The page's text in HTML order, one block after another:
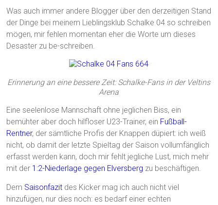
Was auch immer andere Blogger über den derzeitigen Stand
der Dinge bei meinem Lieblingsklub Schalke 04 so schreiben
mögen, mir fehlen momentan eher die Worte um dieses
Desaster zu be-schreiben.
Erinnerung an eine bessere Zeit: Schalke-Fans in der Veltins
Arena
Eine seelenlose Mannschaft ohne jeglichen Biss, ein
bemühter aber doch hilfloser U23-Trainer, ein Fußball-
Rentner, der sämtliche Profis der Knappen düpiert: ich weiß
nicht, ob damit der letzte Spieltag der Saison vollumfänglich
erfasst werden kann, doch mir fehlt jegliche Lust, mich mehr
mit der 1:2-Niederlage gegen Elversberg zu beschäftigen.
Dem Saisonfazit des Kicker mag ich auch nicht viel
hinzufügen, nur dies noch: es bedarf einer echten